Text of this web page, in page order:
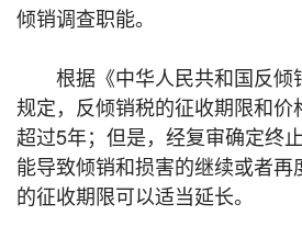
倾销调查职能。
根据《中华人民共和国反倾
规定，反倾销税的征收期限和价
超过5年；但是，经复审确定终
能导致倾销和损害的继续或者
的征收期限可以适当延长。